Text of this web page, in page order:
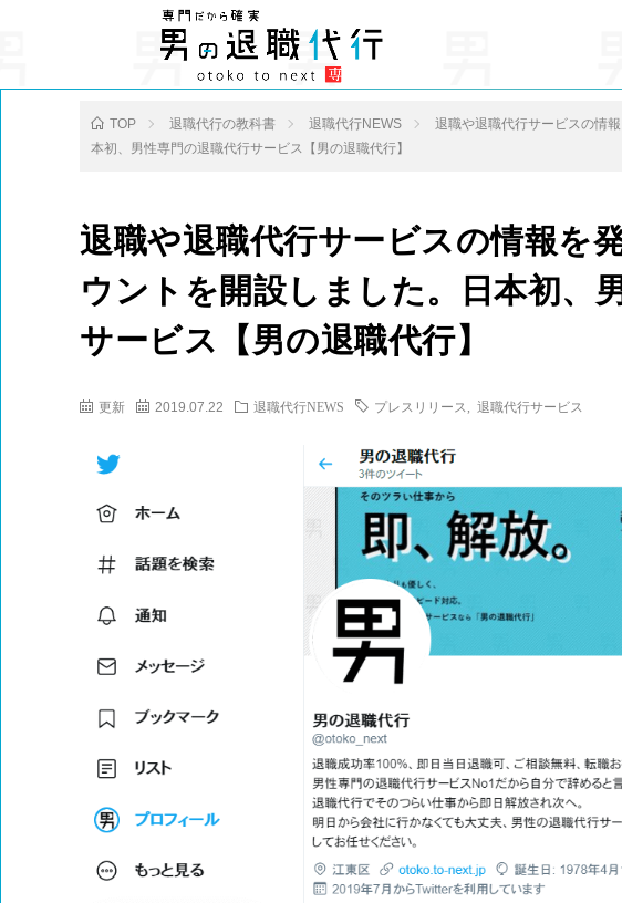
TOP 退職代行の教科書 退職代行NEWS
退職や退職代行サービスの情
本初、男性専門の退職代行サービス【男の退職代行】
退職や退職代行サービスの情報を
ウントを開設しました。日本初、
サービス【男の退職代行】
更新 2019.07.22 退職代行NEWS プレスリリース 退職代行サービス